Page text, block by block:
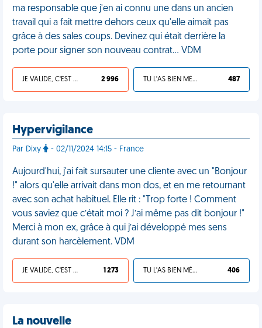
ma responsable que j'en ai connu une dans un ancien
travail qui a fait mettre dehors ceux qu'elle aimait pas
grâce à des sales coups. Devinez qui était derrière la
porte pour signer son nouveau contrat… VDM
JE VALIDE, C'EST UNE VDM 2 996 TU L'AS BIEN MÉRITÉ 487
Hypervigilance
Par Dixy - 02/11/2024 14:15 - France
Aujourd'hui, j'ai fait sursauter une cliente avec un "Bonjour
!" alors qu'elle arrivait dans mon dos, et en me retournant
avec son achat habituel. Elle rit : "Trop forte ! Comment
vous saviez que c’était moi ? J’ai même pas dit bonjour !"
Merci à mon ex, grâce à qui j’ai développé mes sens
durant son harcèlement. VDM
JE VALIDE, C'EST UNE VDM 1 273 TU L'AS BIEN MÉRITÉ 406
La nouvelle